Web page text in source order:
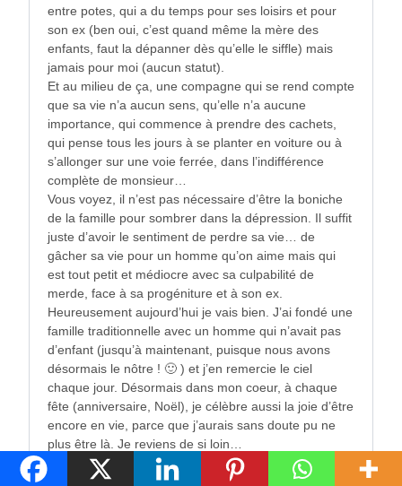
entre potes, qui a du temps pour ses loisirs et pour
son ex (ben oui, c’est quand même la mère des
enfants, faut la dépanner dès qu’elle le siffle) mais
jamais pour moi (aucun statut).
Et au milieu de ça, une compagne qui se rend compte
que sa vie n’a aucun sens, qu’elle n’a aucune
importance, qui commence à prendre des cachets,
qui pense tous les jours à se planter en voiture ou à
s’allonger sur une voie ferrée, dans l’indifférence
complète de monsieur…
Vous voyez, il n’est pas nécessaire d’être la boniche
de la famille pour sombrer dans la dépression. Il suffit
juste d’avoir le sentiment de perdre sa vie… de
gâcher sa vie pour un homme qu’on aime mais qui
est tout petit et médiocre avec sa culpabilité de
merde, face à sa progéniture et à son ex.
Heureusement aujourd’hui je vais bien. J’ai fondé une
famille traditionnelle avec un homme qui n’avait pas
d’enfant (jusqu’à maintenant, puisque nous avons
désormais le nôtre ! 🙂 ) et j’en remercie le ciel
chaque jour. Désormais dans mon coeur, à chaque
fête (anniversaire, Noël), je célèbre aussi la joie d’être
encore en vie, parce que j’aurais sans doute pu ne
plus être là. Je reviens de si loin…
Si un jour il devait me quitter, je ne me remettrais pas
en couple. Pour rien au monde. ça sera lui et